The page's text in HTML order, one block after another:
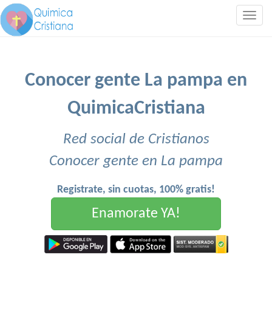
Conocer gente La pampa en
QuimicaCristiana
Red social de Cristianos
Conocer gente en La pampa
Registrate, sin cuotas, 100% gratis!
Enamorate YA!